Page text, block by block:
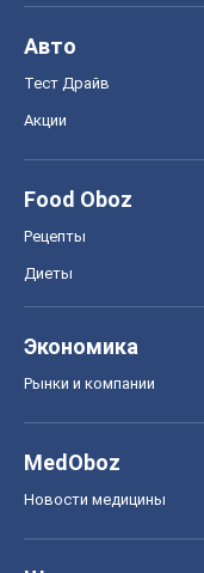
Авто
Тест Драйв
Акции
Food Oboz
Рецепты
Диеты
Экономика
Рынки и компании
MedOboz
Новости медицины